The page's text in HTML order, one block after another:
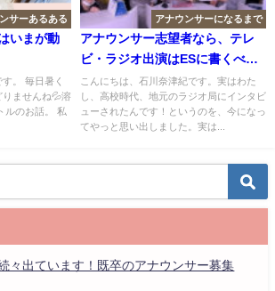
サーあるある
いまが動
。 毎日暑く
ませんね💦溶
ルのお話。 私
アナウンサーになるまで
アナウンサー志望者なら、テレ
ビ・ラジオ出演はESに書くべ
き！その理由とは？
こんにちは、石川奈津紀です。実はわた
し、高校時代、地元のラジオ局にインタビ
ューされたんです！というのを、今になっ
てやっと思い出しました。実は...
々出ています！既卒のアナウンサー募集